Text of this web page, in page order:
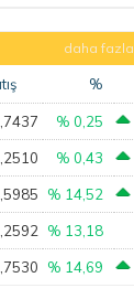
daha fazla
%
% 0,25
% 0,43
% 14,52
% 13,18
% 14,69